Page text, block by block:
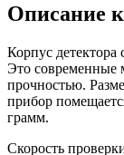
Описание
Корпус детектора
Это современные
прочностью.
прибор
грамм.
Скорость